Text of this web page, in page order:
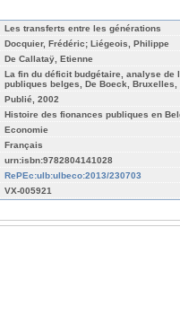
Les transferts entre les générations
Docquier, Frédéric; Liégeois, Philippe
De Callataÿ, Etienne
La fin du déficit budgétaire, analyse de
publiques belges, De Boeck, Bruxelles,
Publié, 2002
Histoire des fionances publiques en
Economie
Français
urn:isbn:9782804141028
RePEc:ulb:ulbeco:2013/230703
VX-005921